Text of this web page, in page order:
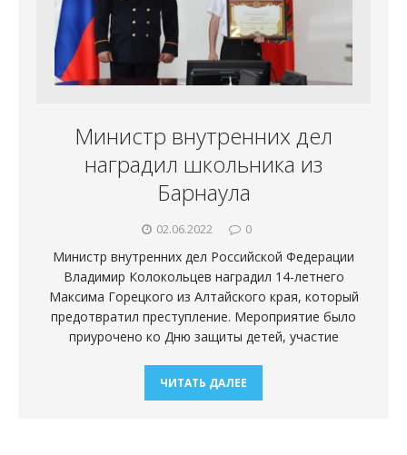
Министр внутренних дел
наградил школьника из
Барнаула
02.06.2022 0
Министр внутренних дел Российской Федерации
Владимир Колокольцев наградил 14-летнего
Максима Горецкого из Алтайского края, который
предотвратил преступление. Мероприятие было
приурочено ко Дню защиты детей, участие
ЧИТАТЬ ДАЛЕЕ